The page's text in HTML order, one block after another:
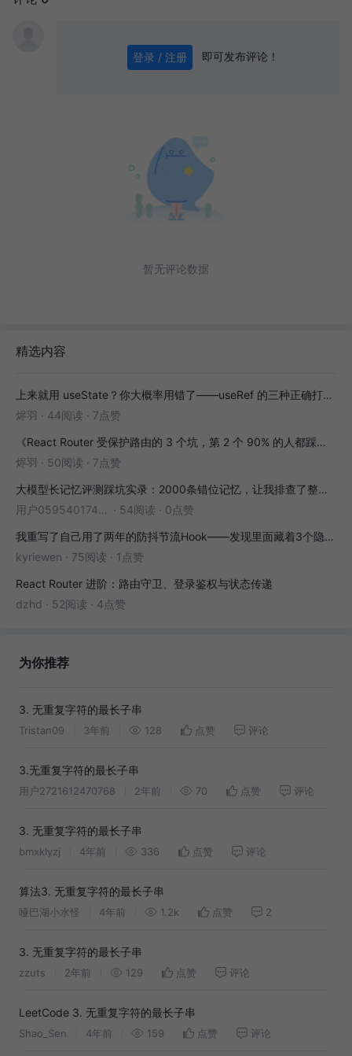
登录 / 注册 即可发布评论！
暂无评论数据
精选内容
上来就用 useState？你大概率用错了——useRef 的三种正确打开方式
烬羽 · 44阅读 · 7点赞
《React Router 受保护路由的 3 个坑，第 2 个 90% 的人都踩过》
烬羽 · 50阅读 · 7点赞
大模型长记忆评测踩坑实录：2000条错位记忆，让我排查了整整3小时
用户05954017446 · 54阅读 · 0点赞
我重写了自己用了两年的防抖节流Hook——发现里面藏着3个隐藏bug
kyriewen · 75阅读 · 1点赞
React Router 进阶：路由守卫、登录鉴权与状态传递
dzhd · 52阅读 · 4点赞
为你推荐
3. 无重复字符的最长子串
Tristan09 3年前 128 点赞 评论
3.无重复字符的最长子串
用户2721612470768 2年前 70 点赞 评论
3. 无重复字符的最长子串
bmxklyzj 4年前 336 点赞 评论
算法3. 无重复字符的最长子串
哑巴湖小水怪 4年前 1.2k 点赞 2
3. 无重复字符的最长子串
zzuts 2年前 129 点赞 评论
LeetCode 3. 无重复字符的最长子串
Shao_Sen 4年前 159 点赞 评论